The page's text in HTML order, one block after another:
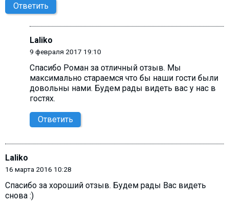
Ответить
Laliko
9 февраля 2017 19:10
Спасибо Роман за отличный отзыв. Мы
максимально стараемся что бы наши гости были
довольны нами. Будем рады видеть вас у нас в
гостях.
Ответить
Laliko
16 марта 2016 10:28
Спасибо за хороший отзыв. Будем рады Вас видеть
снова :)